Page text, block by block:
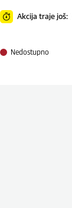
Akcija traje još:
Nedostupno